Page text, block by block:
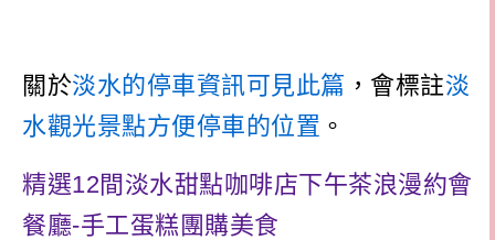
關於淡水的停車資訊可見此篇 ，會標註淡
水觀光景點方便停車的位置 。
精選12間淡水甜點咖啡店下午茶浪漫約會
餐廳-手工蛋糕團購美食